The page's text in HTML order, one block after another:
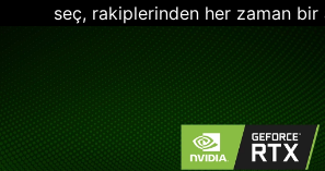
seç, rakiplerinden her zaman bir